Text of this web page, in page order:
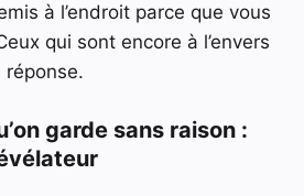
à l’endroit parce que vous
qui sont encore à l’envers
réponse.
garde sans raison :